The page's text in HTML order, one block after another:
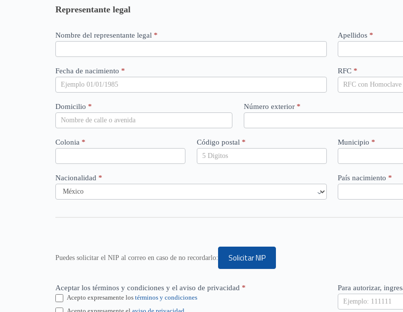
Representante legal
Nombre del representante legal * Apellidos*
Fecha de nacimiento * RFC*
Domicilio * Número exterior *
Colonia * Código postal * Municipio*
Nacionalidad * País nacimiento*
Puedes solicitar el NIP al correo en caso de no recordarlo:
Aceptar los términos y condiciones y el aviso de privacidad *
Acepto expresamente los términos y condiciones
Para autorizar,